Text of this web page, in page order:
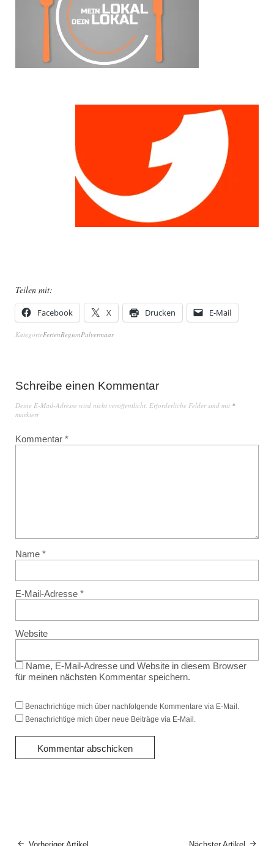
Teilen mit:
Facebook X Drucken E-Mail
KategorieFerienRegionPulvermaar
Schreibe einen Kommentar
Deine E-Mail-Adresse wird nicht veröffentlicht. Erforderliche Felder sind mit *
markiert
Kommentar *
Name *
E-Mail-Adresse *
Website
Name, E-Mail-Adresse und Website in diesem Browser
für meinen nächsten Kommentar speichern.
Benachrichtige mich über nachfolgende Kommentare via E-Mail.
Benachrichtige mich über neue Beiträge via E-Mail.